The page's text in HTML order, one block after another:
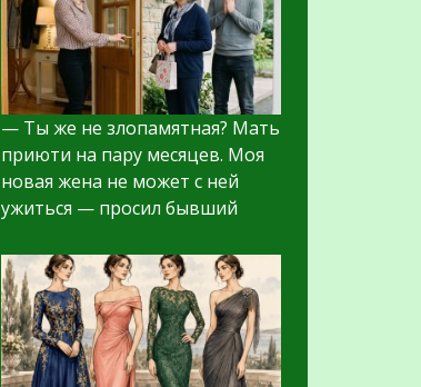
— Ты же не злопамятная? Мать
приюти на пару месяцев. Моя
новая жена не может с ней
ужиться — просил бывший